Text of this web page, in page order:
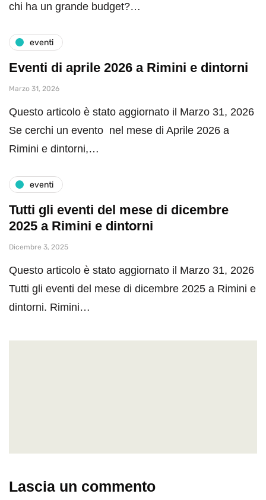
chi ha un grande budget?…
eventi
Eventi di aprile 2026 a Rimini e dintorni
Marzo 31, 2026
Questo articolo è stato aggiornato il Marzo 31, 2026
Se cerchi un evento nel mese di Aprile 2026 a
Rimini e dintorni,…
eventi
Tutti gli eventi del mese di dicembre
2025 a Rimini e dintorni
Dicembre 3, 2025
Questo articolo è stato aggiornato il Marzo 31, 2026
Tutti gli eventi del mese di dicembre 2025 a Rimini e
dintorni. Rimini…
Lascia un commento